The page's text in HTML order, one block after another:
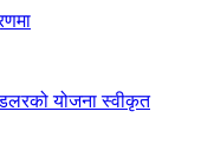
डलरको योजना स्वीकृत